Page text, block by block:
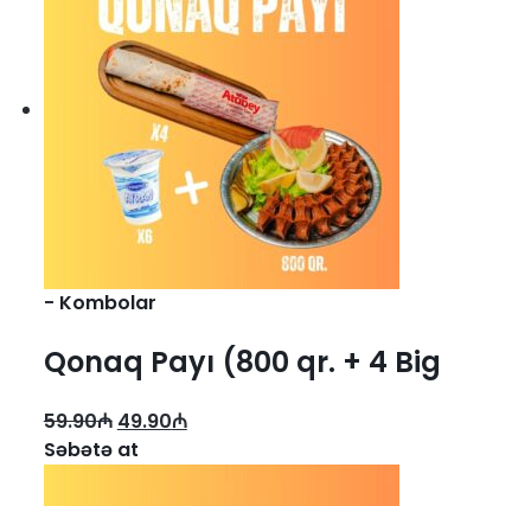
- Kombolar
Qonaq Payı (800 qr. + 4 Big
Dürüm + 6 ayran)
59.90₼ 49.90₼
Səbətə at